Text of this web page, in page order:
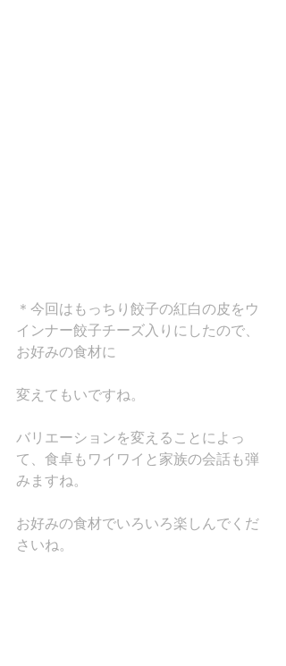
＊今回はもっちり餃子の紅白の皮をウ
インナー餃子チーズ入りにしたので、
お好みの食材に
変えてもいですね。
バリエーションを変えることによっ
て、食卓もワイワイと家族の会話も弾
みますね。
お好みの食材でいろいろ楽しんでくだ
さいね。